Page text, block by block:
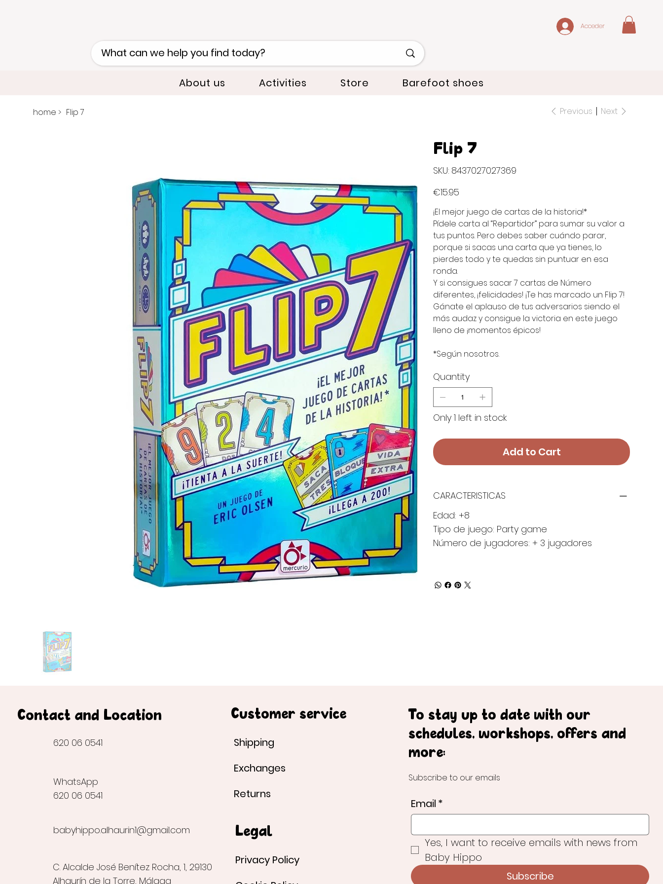
Acceder
About us Activities Store Barefoot shoes
home > Flip 7 Previous Next
Flip 7
SKU: 8437027027369
8437027027369
€15.95
¡El mejor juego de cartas de la historia!*
Pídele carta al “Repartidor” para sumar su valor a
tus puntos. Pero debes saber cuándo parar,
porque si sacas una carta que ya tienes, lo
pierdes todo y te quedas sin puntuar en esa
ronda.
Y si consigues sacar 7 cartas de Número
diferentes, ¡felicidades! ¡Te has marcado un Flip 7!
Gánate el aplauso de tus adversarios siendo el
más audaz y consigue la victoria en este juego
lleno de ¡momentos épicos!
*Según nosotros.
Quantity
Only 1 left in stock
Add to Cart
CARACTERISTICAS
Edad: +8
Tipo de juego: Party game
Número de jugadores: + 3 jugadores
Contact and Location
620 06 0541
WhatsApp
620 06 0541
babyhippo.alhaurin1@gmail.com
C. Alcalde José Benítez Rocha, 1, 29130
Alhaurín de la Torre, Málaga
Customer service
Shipping
Exchanges
Returns
Legal
Privacy Policy
To stay up to date with our
schedules, workshops, offers and
more:
Subscribe to our emails
Email *
Yes, I want to receive emails with news from
Baby Hippo
Subscribe